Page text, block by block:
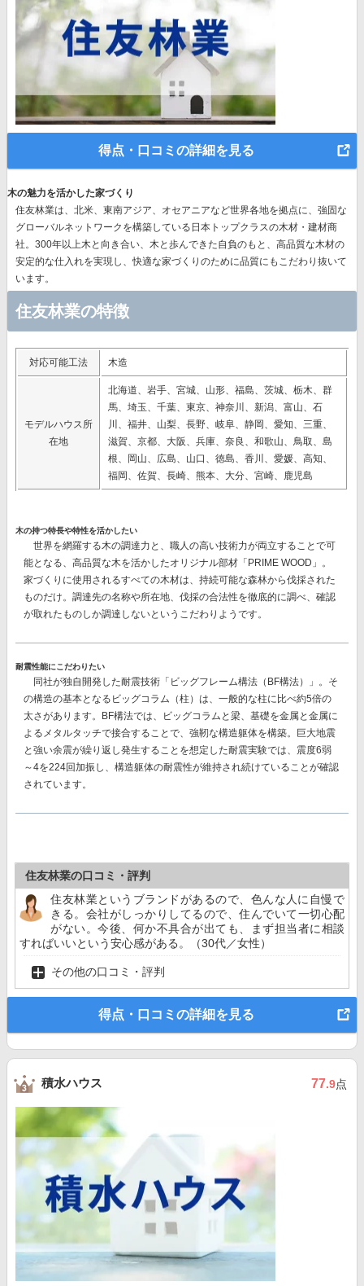
得点・口コミの詳細を見る
木の魅力を活かした家づくり
住友林業は、北米、東南アジア、オセアニアなど世界各地を拠点に、強固な
グローバルネットワークを構築している日本トップクラスの木材・建材商
社。300年以上木と向き合い、木と歩んできた自負のもと、高品質な木材の
安定的な仕入れを実現し、快適な家づくりのために品質にもこだわり抜いて
います。
住友林業の特徴
対応可能工法 木造
モデルハウス所
在地
北海道、岩手、宮城、山形、福島、茨城、栃木、群
馬、埼玉、千葉、東京、神奈川、新潟、富山、石
川、福井、山梨、長野、岐阜、静岡、愛知、三重、
滋賀、京都、大阪、兵庫、奈良、和歌山、鳥取、島
根、岡山、広島、山口、徳島、香川、愛媛、高知、
福岡、佐賀、長崎、熊本、大分、宮崎、鹿児島
木の持つ特長や特性を活かしたい
世界を網羅する木の調達力と、職人の高い技術力が両立することで可
能となる、高品質な木を活かしたオリジナル部材 「PRIME WOOD」。
家づくりに使用されるすべての木材は、持続可能な森林から伐採された
ものだけ。調達先の名称や所在地、伐採の合法性を徹底的に調べ、確認
が取れたものしか調達しないというこだわりようです。
耐震性能にこだわりたい
同社が独自開発した耐震技術 「ビッグフレーム構法（BF構法）」。 そ
の構造の基本となるビッグコラム（柱）は、一般的な柱に比べ約5倍の
太さがあります。BF構法では、ビッグコラムと梁、基礎を金属と金属に
よるメタルタッチで接合することで、強靭な構造躯体を構築。巨大地震
と強い余震が繰り返し発生することを想定した耐震実験では、 震度6弱
～4を224回加振し、構造躯体の耐震性が維持され続けていることが確認
されています。
住友林業の口コミ・評判
住友林業というブランドがあるので、色んな人に自慢で
きる。会社がしっかりしてるので、住んでいて一切心配
がない。今後、何か不具合が出ても、まず担当者に相談
すればいいという安心感がある。（30代／女性）
その他の口コミ・評判
得点・口コミの詳細を見る
積水ハウス 77.9点